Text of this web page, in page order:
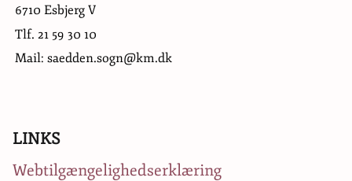
6710 Esbjerg V
Tlf. 21 59 30 10
Mail: saedden.sogn@km.dk
LINKS
Webtilgængelighedserklæring